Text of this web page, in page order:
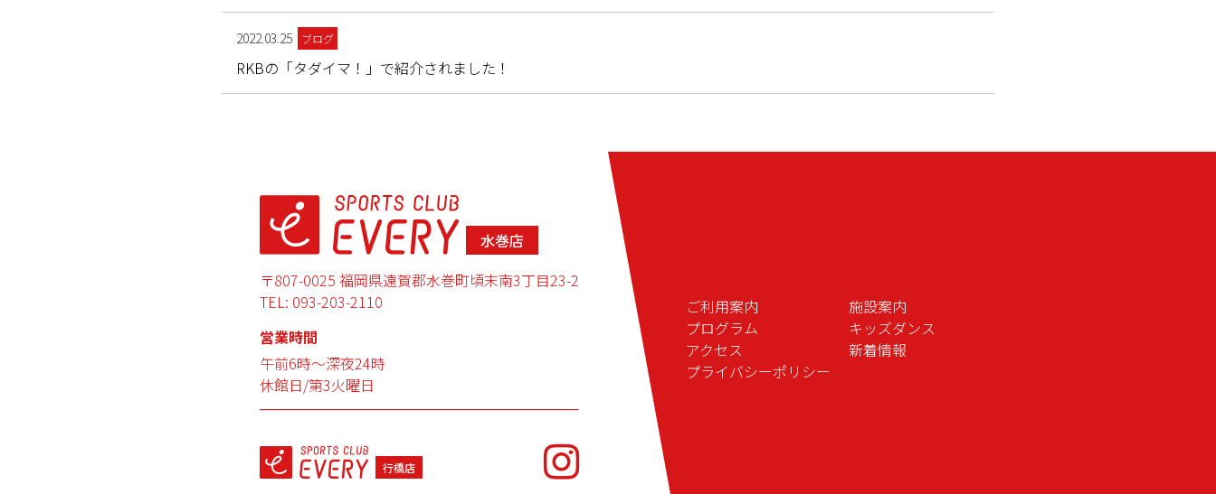
2022.03.25 ブログ
RKBの「タダイマ！」で紹介されました！
水巻店
〒807-0025 福岡県遠賀郡水巻町頃末南3丁目23-2
TEL: 093-203-2110
営業時間
午前6時〜深夜24時
休館日/第3火曜日
行橋店
ご利用案内
施設案内
プログラム
キッズダンス
アクセス
新着情報
プライバシーポリシー